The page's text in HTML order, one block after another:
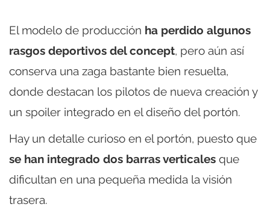
El modelo de producción ha perdido algunos
rasgos deportivos del concept, pero aún así
conserva una zaga bastante bien resuelta,
donde destacan los pilotos de nueva creación y
un spoiler integrado en el diseño del portón.
Hay un detalle curioso en el portón, puesto que
se han integrado dos barras verticales que
dificultan en una pequeña medida la visión
trasera.